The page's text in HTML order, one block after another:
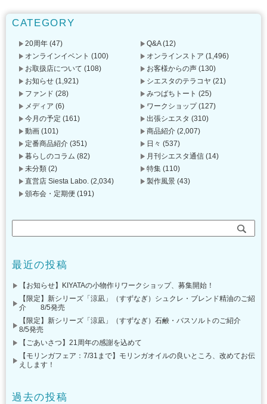
CATEGORY
20周年 (47) Q&A(12)
オンラインイベント (100) オンラインストア (1,496)
お取扱店について (108) お客様からの声 (130)
お知らせ (1,921) シエスタのテラコヤ (21)
ファンド (28) みつばちトート (25)
メディア (6) ワークショップ(127)
今月の予定 (161) 出張シエスタ (310)
動画 (101) 商品紹介 (2,007)
定番商品紹介 (351) 日々 (537)
暮らしのコラム (82) 月刊シエスタ通信 (14)
未分類 (2) 特集 (110)
直営店 Siesta Labo. (2,034) 製作風景 (43)
頒布会・定期便 (191)
最近の投稿
【お知らせ】KIYATAの小物作りワークショップ、募集開始！
【限定】新シリーズ「涼凪」（すずなぎ）シュクレ・ブレンド精油のご紹
介 8/5発売
【限定】新シリーズ「涼凪」（すずなぎ）石鹸・バスソルトのご紹介
8/5発売
【ごあいさつ】21周年の感謝を込めて
【モリンガフェア：7/31まで】モリンガオイルの良いところ、改めてお伝
えします！
過去の投稿